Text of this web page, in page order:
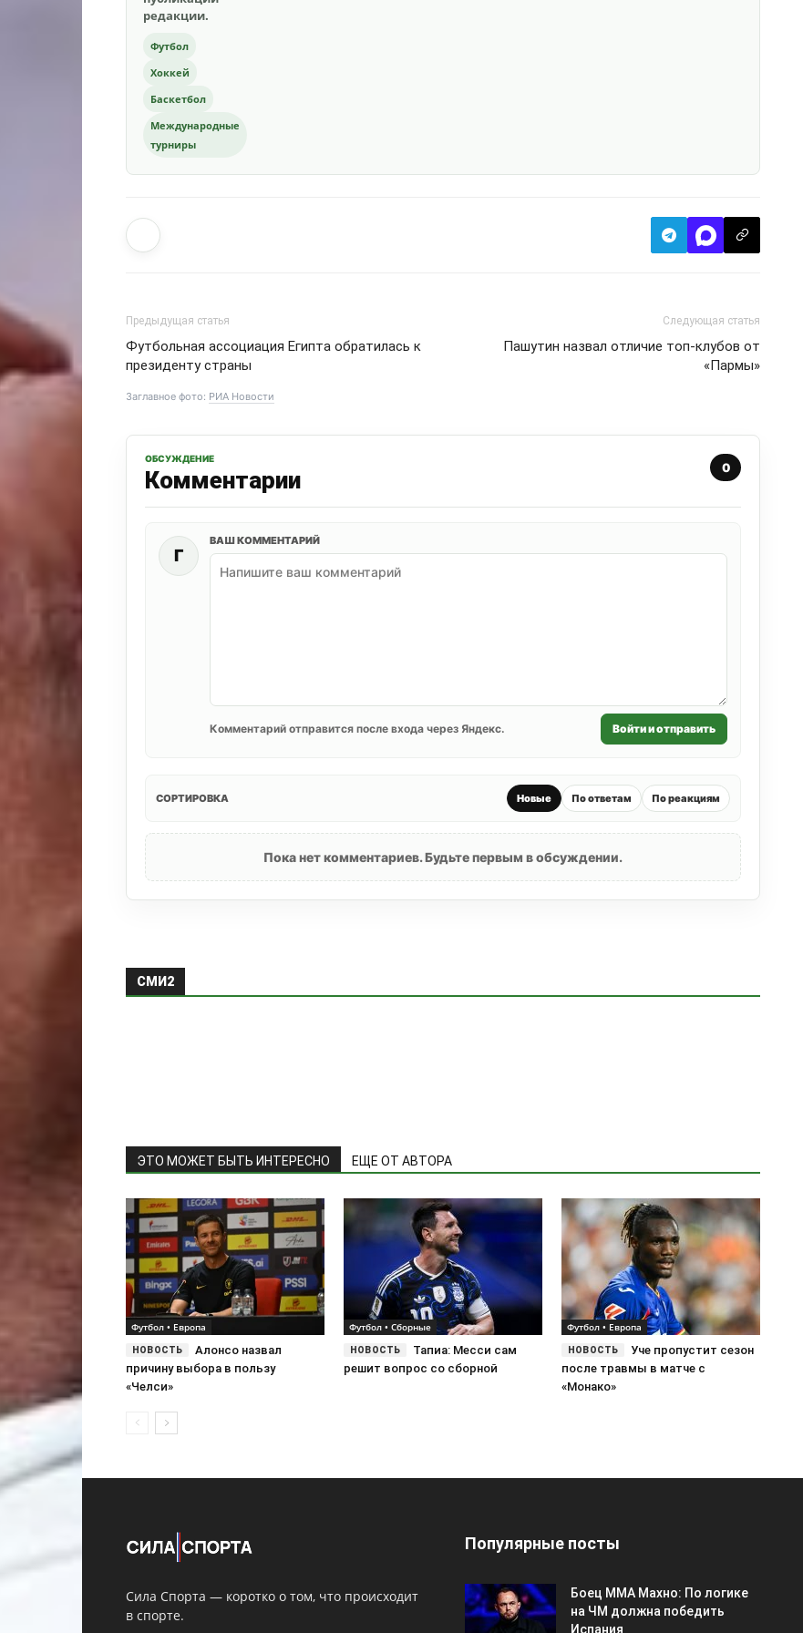
редакции.
Футбол
Хоккей
Баскетбол
Международные
турниры
Предыдущая статья
Футбольная ассоциация Египта обратилась к
президенту страны
Следующая статья
Пашутин назвал отличие топ-клубов от
«Пармы»
Заглавное фото: РИА Новости
ОБСУЖДЕНИЕ
Комментарии 0
Г
ВАШ КОММЕНТАРИЙ
Комментарий отправится после входа через Яндекс. Войти и отправить
СОРТИРОВКА Новые По ответам По реакциям
Пока нет комментариев. Будьте первым в обсуждении.
СМИ2
ЭТО МОЖЕТ БЫТЬ ИНТЕРЕСНО ЕЩЕ ОТ АВТОРА
Футбол • Европа
Алонсо назвал
причину выбора в пользу
«Челси»
Футбол • Сборные
Тапиа: Месси сам
решит вопрос со сборной
Футбол • Европа
Уче пропустит сезон
после травмы в матче с
«Монако»
Сила Спорта — коротко о том, что происходит
в спорте.
Популярные посты
Боец ММА Махно: По логике
на ЧМ должна победить
Испания